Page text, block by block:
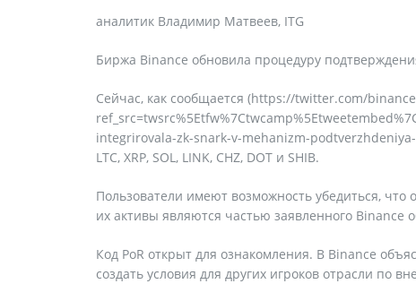
аналитик Владимир Матвеев, ITG
Биржа Binance обновила процедуру
Сейчас, как сообщается (https://twitter.com/
integrirovala-zk-snark-v-mehanizm-podtverzhdeniya-
LTC, XRP, SOL, LINK, CHZ, DOT и SHIB.
Пользователи имеют возможность убедиться,
их активы являются частью заявленного Binance
Код PoR открыт для ознакомления. В Binance
создать условия для других игроков отрасли по